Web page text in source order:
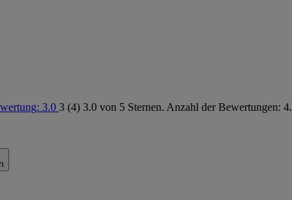
3.0 3 (4) 3.0 von 5 Sternen. Anzahl der Bewertungen: 4.